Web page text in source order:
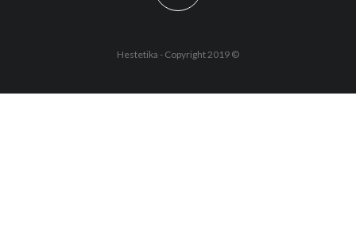
Hestetika - Copyright 2019 ©